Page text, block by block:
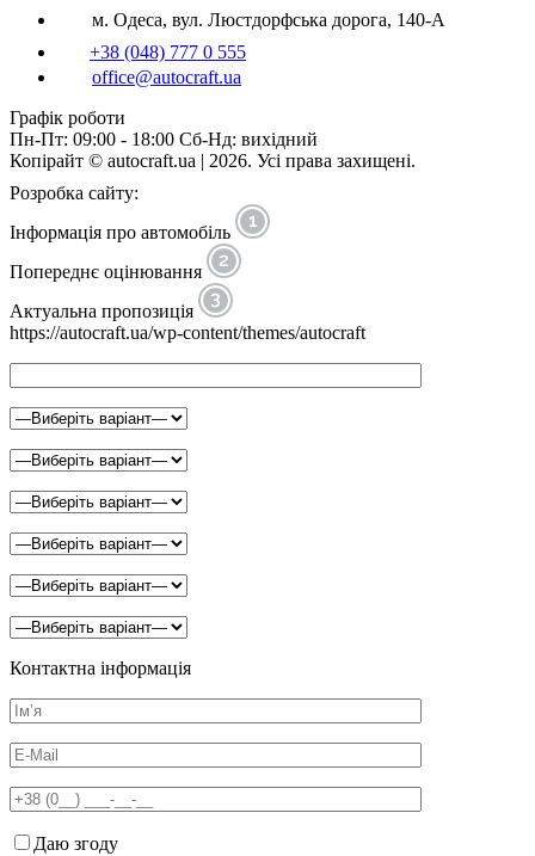
м. Одеса, вул. Люстдорфська дорога, 140-А
+38 (048) 777 0 555
office@autocraft.ua
Графік роботи
Пн-Пт: 09:00 - 18:00 Сб-Нд: вихідний
Копірайт © autocraft.ua | 2026. Усі права захищені.
Розробка сайту:
Інформація про автомобіль
Попереднє оцінювання
Актуальна пропозиція
https://autocraft.ua/wp-content/themes/autocraft
Контактна інформація
Даю згоду